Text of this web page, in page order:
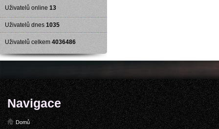
Uživatelů online 13
Uživatelů dnes 1035
Uživatelů celkem 4036486
Navigace
Domů